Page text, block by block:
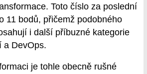
Toto číslo za poslední
11 bodů, přičemž podobného
i další příbuzné kategorie
a DevOps.
je tohle obecně rušné